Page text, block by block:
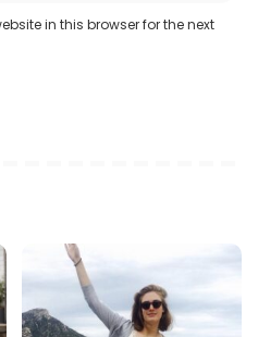
in this browser for the next